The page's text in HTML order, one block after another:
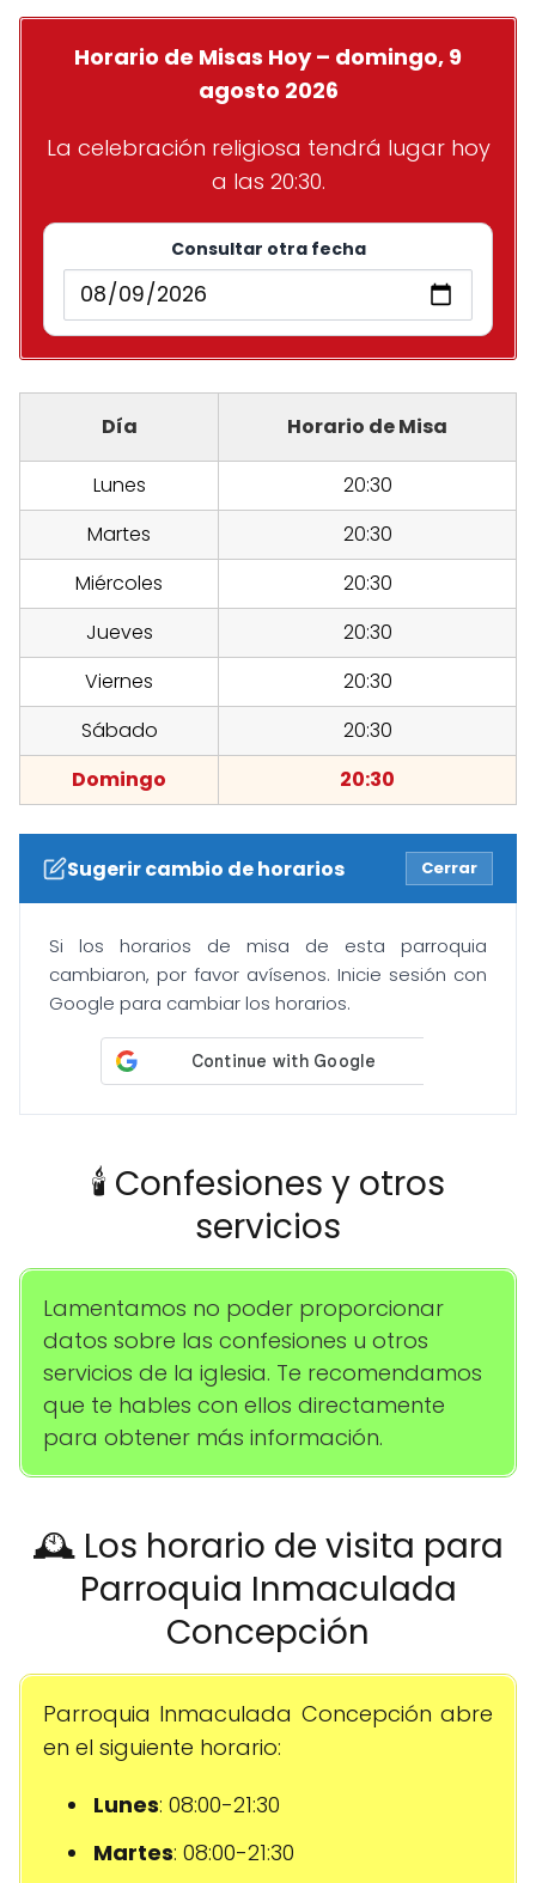
Horario de Misas Hoy – domingo, 9
agosto 2026
La celebración religiosa tendrá lugar hoy
a las 20:30.
Consultar otra fecha
Día Horario de Misa
Lunes
20:30
Martes
20:30
Miércoles
20:30
Jueves
20:30
Viernes
20:30
Sábado
20:30
Domingo
20:30
Sugerir cambio de horarios Cerrar
Si los horarios de misa de esta parroquia
cambiaron, por favor avísenos. Inicie sesión con
Google para cambiar los horarios.
🕯️ Confesiones y otros
servicios
Lamentamos no poder proporcionar
datos sobre las confesiones u otros
servicios de la iglesia. Te recomendamos
que te hables con ellos directamente
para obtener más información.
🕰️ Los horario de visita para
Parroquia Inmaculada
Concepción
Parroquia Inmaculada Concepción abre
en el siguiente horario:
Lunes: 08:00-21:30
Martes: 08:00-21:30